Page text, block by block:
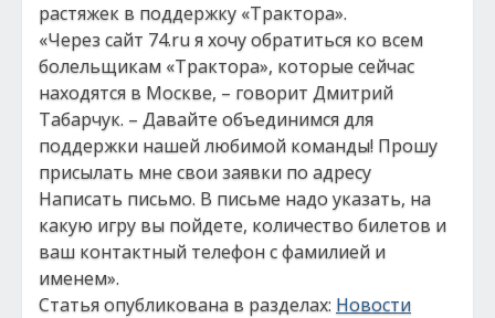
растяжек в поддержку «Трактора».
«Через сайт 74.ru я хочу обратиться ко всем
болельщикам «Трактора», которые сейчас
находятся в Москве, – говорит Дмитрий
Табарчук. – Давайте объединимся для
поддержки нашей любимой команды! Прошу
присылать мне свои заявки по адресу
Написать письмо. В письме надо указать, на
какую игру вы пойдете, количество билетов и
ваш контактный телефон с фамилией и
именем».
Статья опубликована в разделах: Новости